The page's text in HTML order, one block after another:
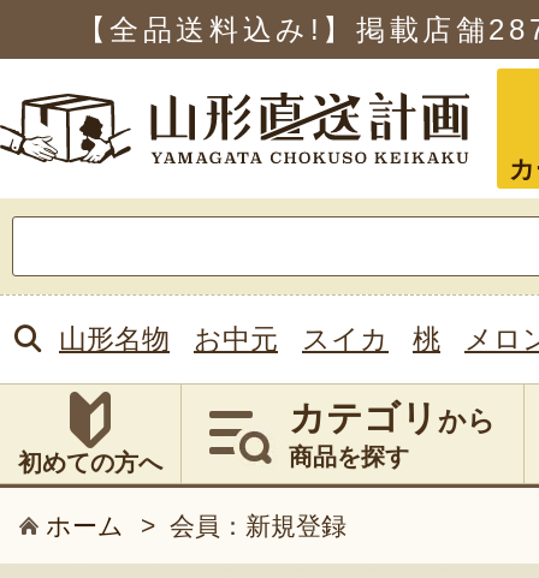
【全品送料込み!】掲載店舗
索:
山形名物 お中元 スイカ 桃 メロ
初めての方へ
カテゴリ から
商品を探す
ホーム > 会員：新規登録